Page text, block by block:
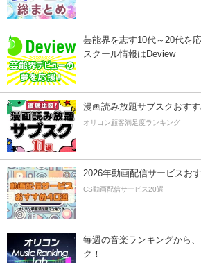
芸能界を志す10代～20代を
スクール情報はDeview
漫画読み放題サブスクおすす
オリコン顧客満足度ランキング
2026年動画配信サービスお
CS動画配信サービス20選
毎週の音楽ランキングから
ク！